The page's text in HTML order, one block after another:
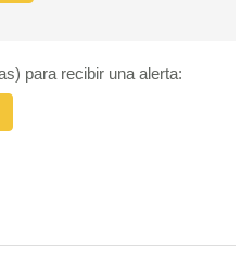
para recibir una alerta: